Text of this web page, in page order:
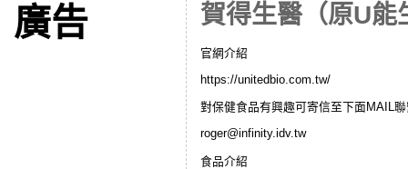
廣告 賀得生醫（原U能
官網介紹
https://unitedbio.com.tw/
對保健食品有興趣可寄信至下面MAIL
roger@infinity.idv.tw
食品介紹